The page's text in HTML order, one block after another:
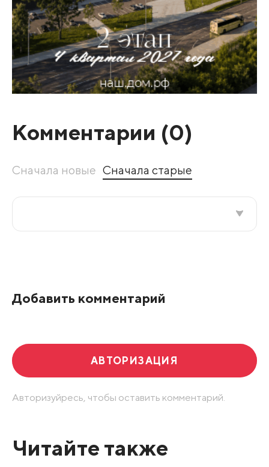
Комментарии (0)
Сначала новые Сначала старые
Добавить комментарий
АВТОРИЗАЦИЯ
Авторизуйресь, чтобы оставить комментарий.
Читайте также